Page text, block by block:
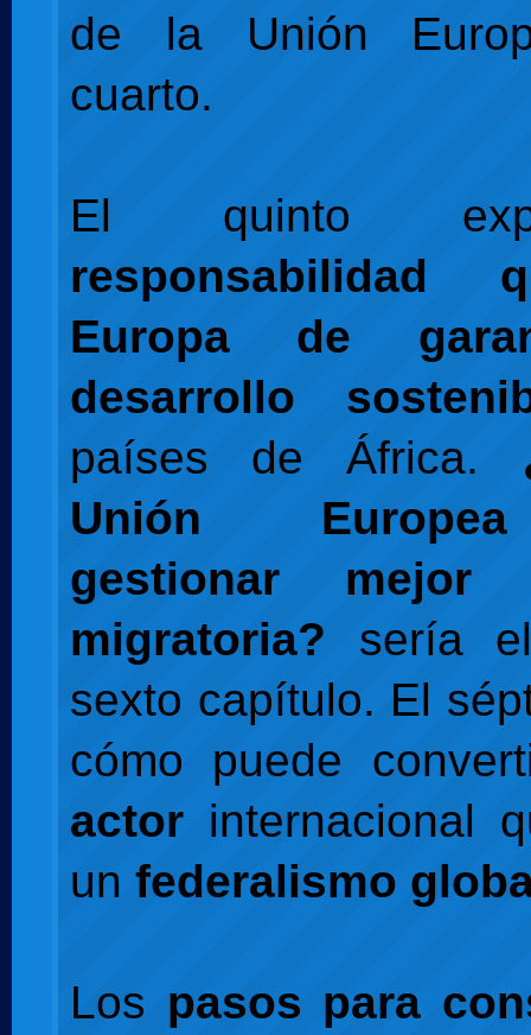
de la Unión
cuarto.
El quinto
responsabilidad
Europa de
desarrollo
países de África.
Unión
gestionar
migratoria? sería
sexto capítulo. El
cómo puede
actorinternacional
un federalismo
Los pasos para